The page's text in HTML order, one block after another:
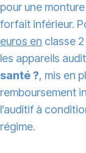
pour une monture
forfait inférieur.
euros en classe
les appareils
santé ?, mis en
remboursement
l’auditif à
régime.